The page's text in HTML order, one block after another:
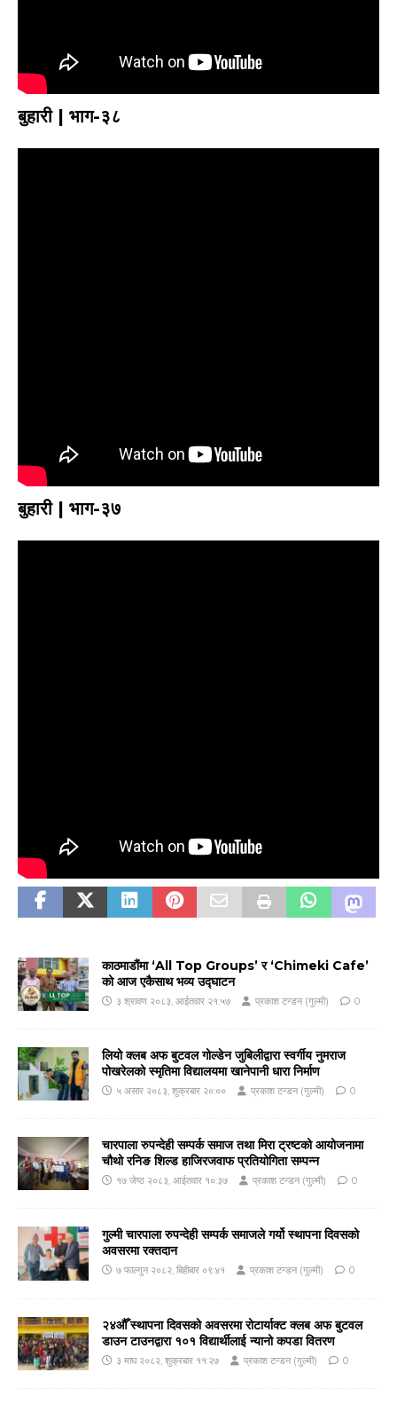
बुहारी | भाग-३८
बुहारी | भाग-३७
काठमाडौंमा ‘All Top Groups’ र ‘Chimeki Cafe’
को आज एकैसाथ भव्य उद्घाटन
३ श्रावण २०८३, आईतवार २१:५७ प्रकाश टन्डन (गुल्मी) 0
लियो क्लब अफ बुटवल गोल्डेन जुबिलीद्वारा स्वर्गीय नुमराज
पोखरेलको स्मृतिमा विद्यालयमा खानेपानी धारा निर्माण
५ असार २०८३, शुक्रबार २०:०० प्रकाश टन्डन (गुल्मी) 0
चारपाला रुपन्देही सम्पर्क समाज तथा मिरा ट्रष्टको आयोजनामा
चौथो रनिङ शिल्ड हाजिरजवाफ प्रतियोगिता सम्पन्न
१७ जेष्ठ २०८३, आईतवार १०:३७ प्रकाश टन्डन (गुल्मी) 0
गुल्मी चारपाला रुपन्देही सम्पर्क समाजले गर्यो स्थापना दिवसको
अवसरमा रक्तदान
७ फाल्गुन २०८२, बिहीबार ०९:४१ प्रकाश टन्डन (गुल्मी) 0
२४औँ स्थापना दिवसको अवसरमा रोटार्याक्ट क्लब अफ बुटवल
डाउन टाउनद्वारा १०१ विद्यार्थीलाई न्यानो कपडा वितरण
३ माघ २०८२, शुक्रबार ११:२७ प्रकाश टन्डन (गुल्मी) 0